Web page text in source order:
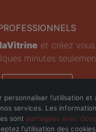
et créez vous
minutes
En savoir plus
2026 - Tous droits
personnaliser l'utilisation et
services. Les
sont partagées avec
l'utilisation des cookies.